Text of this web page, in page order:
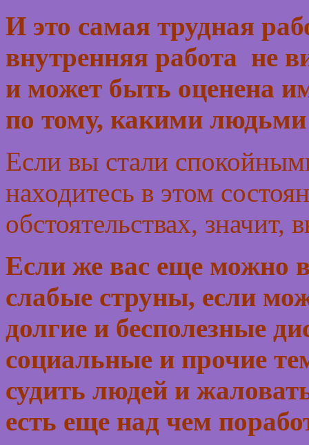
И это самая трудная
внутренняя работа не
и может быть оценена
по тому, какими
Если вы стали
находитесь в этом
обстоятельствах,
Если же вас еще можно
слабые струны, если
долгие и бесполезные
социальные и прочие
судить людей и
есть еще над чем